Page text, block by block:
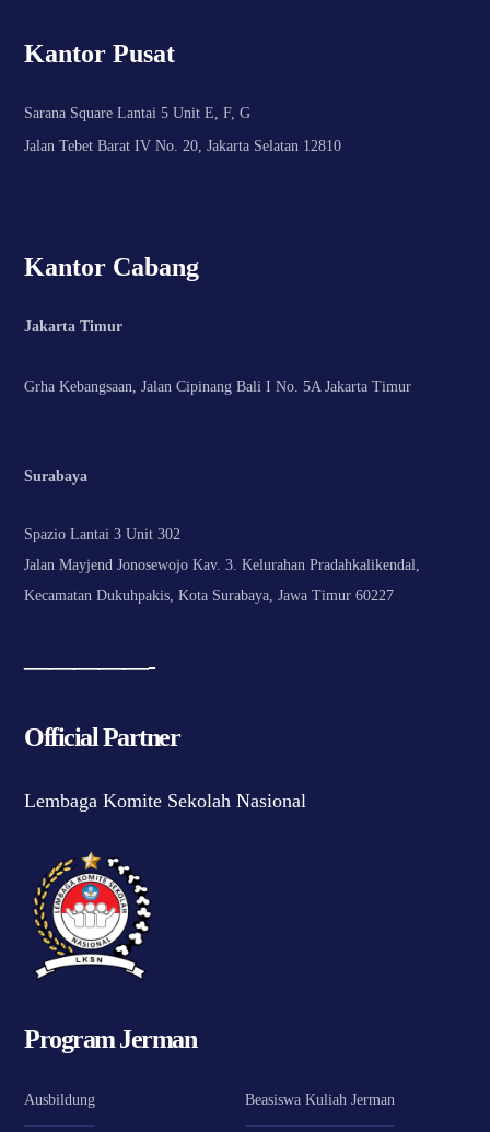
Kantor Pusat
Sarana Square Lantai 5 Unit E, F, G
Jalan Tebet Barat IV No. 20, Jakarta Selatan 12810
Kantor Cabang
Jakarta Timur
Grha Kebangsaan, Jalan Cipinang Bali I No. 5A Jakarta Timur
Surabaya
Spazio Lantai 3 Unit 302
Jalan Mayjend Jonosewojo Kav. 3. Kelurahan Pradahkalikendal,
Kecamatan Dukuhpakis, Kota Surabaya, Jawa Timur 60227
—————-
Official Partner
Lembaga Komite Sekolah Nasional
Program Jerman
Ausbildung Beasiswa Kuliah Jerman